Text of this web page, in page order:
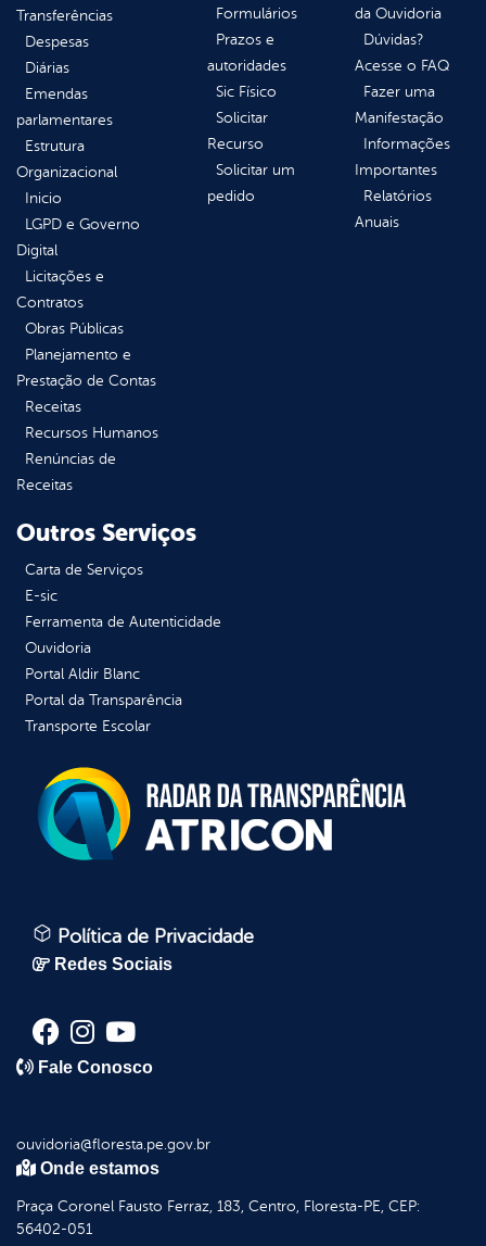
Transferências
Despesas
Diárias
Emendas
parlamentares
Estrutura
Organizacional
Inicio
LGPD e Governo
Digital
Licitações e
Contratos
Obras Públicas
Planejamento e
Prestação de Contas
Receitas
Recursos Humanos
Renúncias de
Receitas
Formulários
Prazos e
autoridades
Sic Físico
Solicitar
Recurso
Solicitar um
pedido
da Ouvidoria
Dúvidas?
Acesse o FAQ
Fazer uma
Manifestação
Informações
Importantes
Relatórios
Anuais
Outros Serviços
Carta de Serviços
E-sic
Ferramenta de Autenticidade
Ouvidoria
Portal Aldir Blanc
Portal da Transparência
Transporte Escolar
Política de Privacidade
Redes Sociais
Fale Conosco
ouvidoria@floresta.pe.gov.br
Onde estamos
Praça Coronel Fausto Ferraz, 183, Centro, Floresta-PE, CEP:
56402-051